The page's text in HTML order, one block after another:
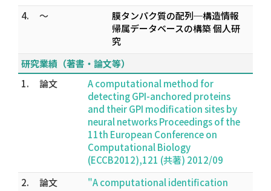
4.
～
膜タンパク質の配列─構造情報
帰属データベースの構築 個人研
究
研究業績（著書・論文等）
1.
論文
A computational method for
detecting GPI-anchored proteins
and their GPI modification sites by
neural networks Proceedings of the
11th European Conference on
Computational Biology
(ECCB2012),121 (共著) 2012/09
2.
論文
"A computational identification